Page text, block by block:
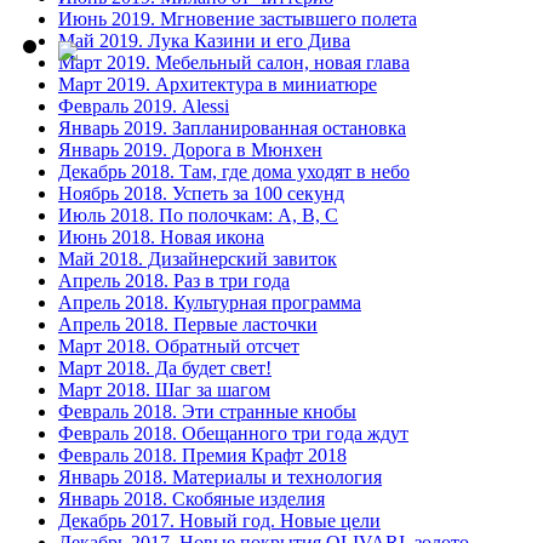
Июнь 2019. Мгновение застывшего полета
Май 2019. Лука Казини и его Дива
Март 2019. Мебельный салон, новая глава
Март 2019. Архитектура в миниатюре
Февраль 2019. Alessi
Январь 2019. Запланированная остановка
Январь 2019. Дорога в Мюнхен
Декабрь 2018. Там, где дома уходят в небо
Ноябрь 2018. Успеть за 100 секунд
Июль 2018. По полочкам: A, B, C
Июнь 2018. Новая икона
Май 2018. Дизайнерский завиток
Апрель 2018. Раз в три года
Апрель 2018. Культурная программа
Апрель 2018. Первые ласточки
Март 2018. Обратный отсчет
Март 2018. Да будет свет!
Март 2018. Шаг за шагом
Февраль 2018. Эти странные кнобы
Февраль 2018. Обещанного три года ждут
Февраль 2018. Премия Крафт 2018
Январь 2018. Материалы и технология
Январь 2018. Скобяные изделия
Декабрь 2017. Новый год. Новые цели